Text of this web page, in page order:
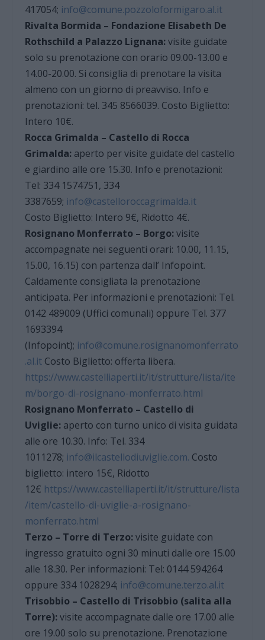
417054; info@comune.pozzoloformigaro.al.it
Rivalta Bormida – Fondazione Elisabeth De
Rothschild a Palazzo Lignana:visite guidate
solo su prenotazione con orario 09.00-13.00 e
14.00-20.00. Si consiglia di prenotare la visita
almeno con un giorno di preavviso. Info e
prenotazioni: tel. 345 8566039. Costo Biglietto:
Intero 10€.
Rocca Grimalda – Castello di Rocca
Grimalda: aperto per visite guidate del castello
e giardino alle ore 15.30. Info e prenotazioni:
Tel: 334 1574751, 334
3387659; info@castelloroccagrimalda.it
Costo Biglietto: Intero 9€, Ridotto 4€.
Rosignano Monferrato – Borgo:visite
accompagnate nei seguenti orari: 10.00, 11.15,
15.00, 16.15) con partenza dall’ Infopoint.
Caldamente consigliata la prenotazione
anticipata. Per informazioni e prenotazioni: Tel.
0142 489009 (Uffici comunali) oppure Tel. 377
1693394
(Infopoint); info@comune.rosignanomonferrato
.al.it Costo Biglietto: offerta libera.
https://www.castelliaperti.it/it/strutture/lista/ite
m/borgo-di-rosignano-monferrato.html
Rosignano Monferrato – Castello di
Uviglie: aperto con turno unico di visita guidata
alle ore 10.30. Info: Tel. 334
1011278; info@ilcastellodiuviglie.com. Costo
biglietto: intero 15€, Ridotto
12€ https://www.castelliaperti.it/it/strutture/lista
/item/castello-di-uviglie-a-rosignano-
monferrato.html
Terzo – Torre di Terzo:visite guidate con
ingresso gratuito ogni 30 minuti dalle ore 15.00
alle 18.30. Per informazioni: Tel: 0144 594264
oppure 334 1028294; info@comune.terzo.al.it
Trisobbio – Castello di Trisobbio (salita alla
Torre):visite accompagnate dalle ore 17.00 alle
ore 19.00 solo su prenotazione. Prenotazione